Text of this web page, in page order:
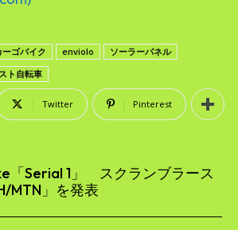
ーゴバイク enviolo
ソーラーパネル
ト自転車
Twitter Pinterest
「Serial 1」 スクランブラース
MTN」を発表